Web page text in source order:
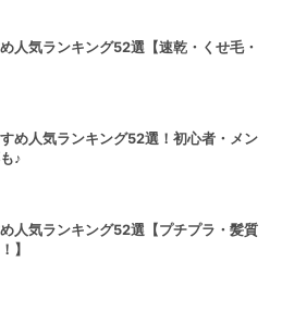
人気ランキング52選【速乾・くせ毛・
め人気ランキング52選！初心者・メン
♪
人気ランキング52選【プチプラ・髪質
】